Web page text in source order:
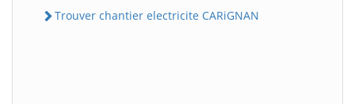
Trouver chantier electricite CARiGNAN